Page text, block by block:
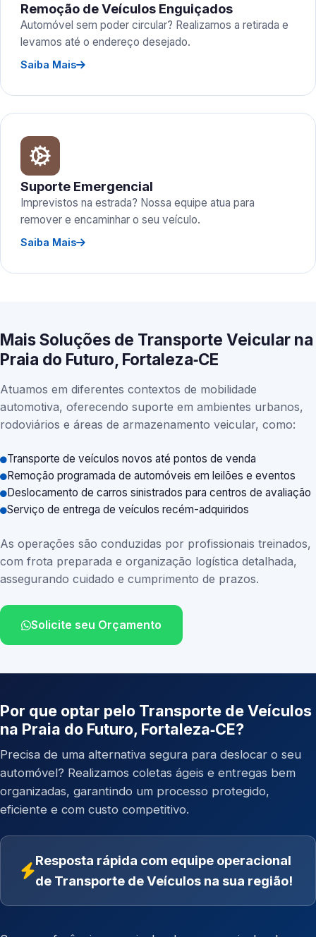
Remoção de Veículos Enguiçados
Automóvel sem poder circular? Realizamos a retirada e
levamos até o endereço desejado.
Saiba Mais
Suporte Emergencial
Imprevistos na estrada? Nossa equipe atua para
remover e encaminhar o seu veículo.
Saiba Mais
Mais Soluções de Transporte Veicular na
Praia do Futuro, Fortaleza‑CE
Atuamos em diferentes contextos de mobilidade
automotiva, oferecendo suporte em ambientes urbanos,
rodoviários e áreas de armazenamento veicular, como:
Transporte de veículos novos até pontos de venda
Remoção programada de automóveis em leilões e eventos
Deslocamento de carros sinistrados para centros de avaliação
Serviço de entrega de veículos recém-adquiridos
As operações são conduzidas por profissionais treinados,
com frota preparada e organização logística detalhada,
assegurando cuidado e cumprimento de prazos.
Solicite seu Orçamento
Por que optar pelo Transporte de Veículos
na Praia do Futuro, Fortaleza‑CE?
Precisa de uma alternativa segura para deslocar o seu
automóvel? Realizamos coletas ágeis e entregas bem
organizadas, garantindo um processo protegido,
eficiente e com custo competitivo.
Resposta rápida com equipe operacional
de Transporte de Veículos na sua região!